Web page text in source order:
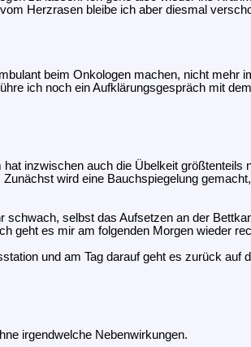
Herzrasen bleibe ich aber diesmal
beim Onkologen machen, nicht mehr
ich noch ein Aufklärungsgespräch mit
inzwischen auch die Übelkeit größtenteils
wird eine Bauchspiegelung
selbst das Aufsetzen an der
geht es mir am folgenden Morgen wieder
und am Tag darauf geht es zurück auf
irgendwelche Nebenwirkungen.